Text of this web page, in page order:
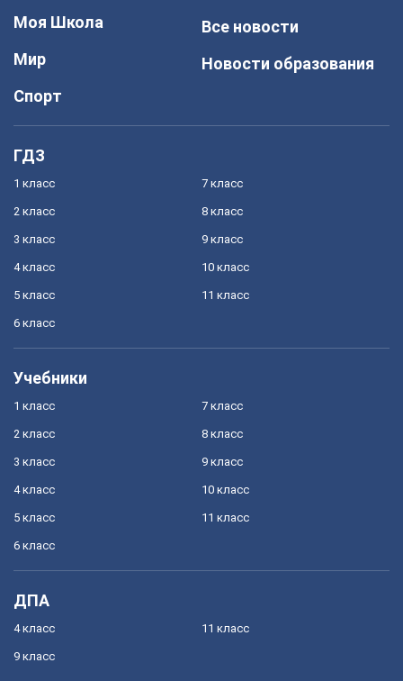
Моя Школа
Мир
Спорт
Все новости
Новости образования
ГДЗ
1 класс
2 класс
3 класс
4 класс
5 класс
6 класс
7 класс
8 класс
9 класс
10 класс
11 класс
Учебники
1 класс
2 класс
3 класс
4 класс
5 класс
6 класс
7 класс
8 класс
9 класс
10 класс
11 класс
ДПА
4 класс
9 класс
11 класс